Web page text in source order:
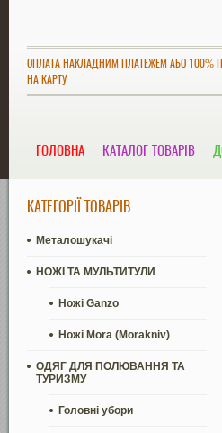
ОПЛАТА НАКЛАДНИМ ПЛАТЕЖЕМ АБО 100%
НА КАРТУ
ГОЛОВНА КАТАЛОГ ТОВАРІВ
КАТЕГОРІЇ ТОВАРІВ
Металошукачі
НОЖІ ТА МУЛЬТИТУЛИ
Ножі Ganzo
Ножі Mora (Morakniv)
ОДЯГ ДЛЯ ПОЛЮВАННЯ ТА
ТУРИЗМУ
Головні убори